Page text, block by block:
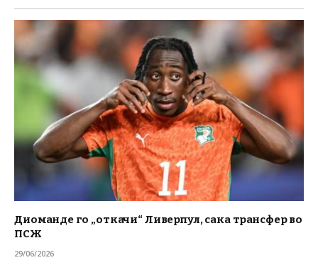
Диоманде го „откачи“ Ливерпул, сака трансфер во
ПСЖ
29/06/2026